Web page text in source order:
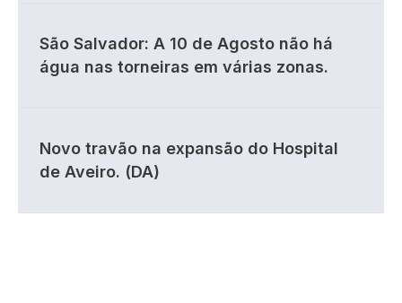
São Salvador: A 10 de Agosto não há
água nas torneiras em várias zonas.
Novo travão na expansão do Hospital
de Aveiro. (DA)